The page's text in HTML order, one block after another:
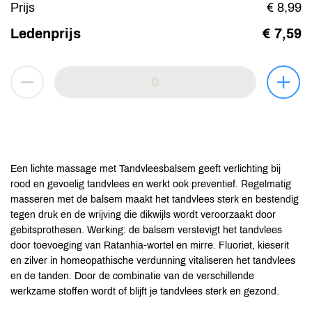
Prijs
€ 8,99
Ledenprijs € 7,59
Een lichte massage met Tandvleesbalsem geeft verlichting bij
rood en gevoelig tandvlees en werkt ook preventief. Regelmatig
masseren met de balsem maakt het tandvlees sterk en bestendig
tegen druk en de wrijving die dikwijls wordt veroorzaakt door
gebitsprothesen. Werking: de balsem verstevigt het tandvlees
door toevoeging van Ratanhia-wortel en mirre. Fluoriet, kieserit
en zilver in homeopathische verdunning vitaliseren het tandvlees
en de tanden. Door de combinatie van de verschillende
werkzame stoffen wordt of blijft je tandvlees sterk en gezond.